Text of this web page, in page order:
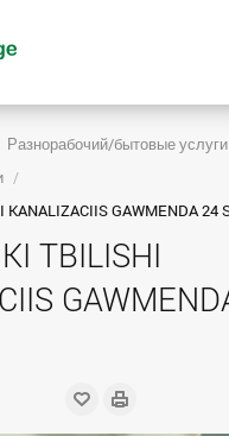
Разнорабочий/бытовые услуги
GAWMENDA 24
TBILISHI